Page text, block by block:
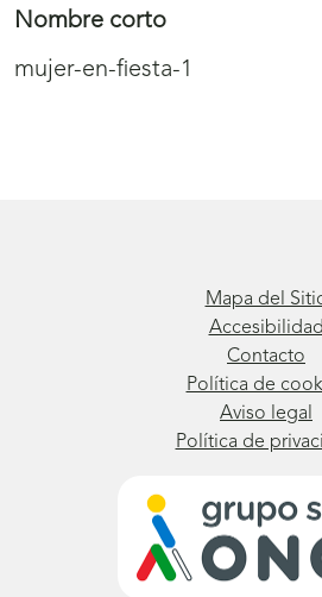
Nombre corto
mujer-en-fiesta-1
Mapa del
Accesibilidad
Contacto
Política de
Aviso legal
Política de